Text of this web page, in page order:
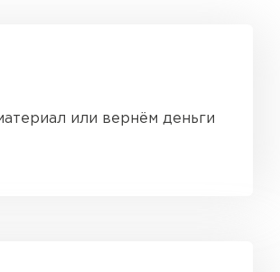
или вернём деньги